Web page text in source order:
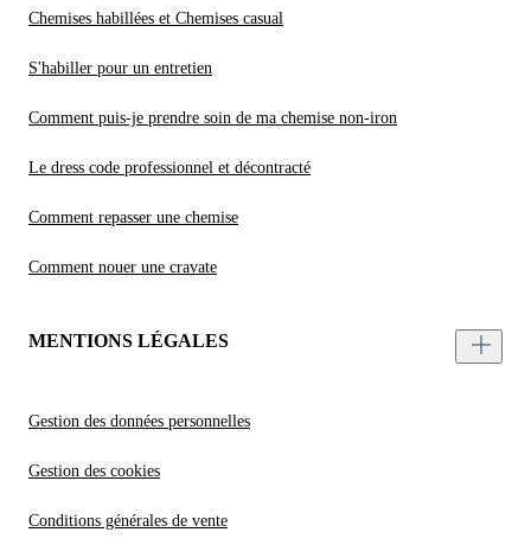
Chemises habillées et Chemises casual
S'habiller pour un entretien
Comment puis-je prendre soin de ma chemise non-iron
Le dress code professionnel et décontracté
Comment repasser une chemise
Comment nouer une cravate
MENTIONS LÉGALES
Gestion des données personnelles
Gestion des cookies
Conditions générales de vente